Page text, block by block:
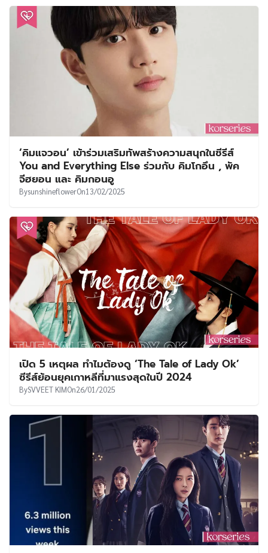
‘คิมแจวอน’ เข้าร่วมเสริมทัพสร้างความสนุกในซีรีส์
You and Everything Else ร่วมกับ คิมโกอึน , พัค
จีฮยอน และ คิมกอนอู
BysunshineflowerOn13/02/2025
เปิด 5 เหตุผล ทำไมต้องดู ‘The Tale of Lady Ok’
ซีรีส์ย้อนยุคเกาหลีที่มาแรงสุดในปี 2024
BySVVEET KIMOn26/01/2025